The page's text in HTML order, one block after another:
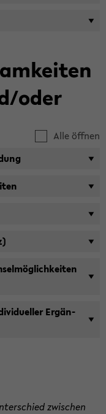
oder
Alle öffnen
Er­gän­
zwi­schen